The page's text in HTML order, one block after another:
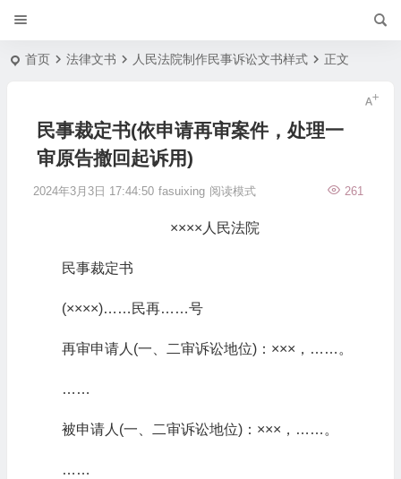
首页 法律文书 人民法院制作民事诉讼文书样式 正文
民事裁定书(依申请再审案件，处理一
审原告撤回起诉用)
2024年3月3日 17:44:50 fasuixing 261
阅读模式
××××人民法院
民事裁定书
(××××)……民再……号
再审申请人(一、二审诉讼地位)：×××，……。
……
被申请人(一、二审诉讼地位)：×××，……。
……